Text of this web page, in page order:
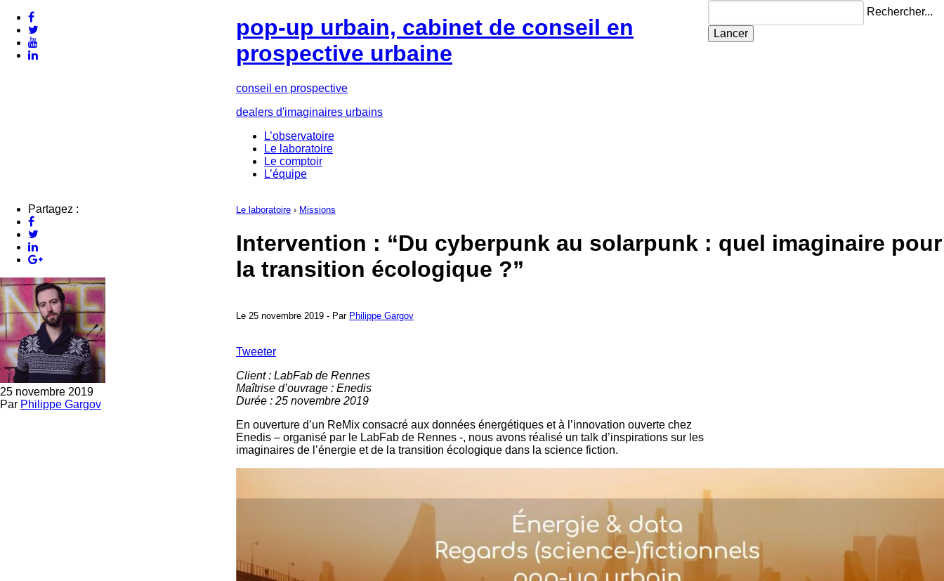
pop-up urbain, cabinet de conseil en
prospective urbaine
conseil en prospective
dealers d'imaginaires urbains
L’observatoire
Le laboratoire
Le comptoir
L’équipe
Rechercher...
Partagez :
25 novembre 2019
Par Philippe Gargov
Le laboratoire › Missions
Intervention : “Du cyberpunk au solarpunk : quel imaginaire pour
la transition écologique ?”
Le 25 novembre 2019 - Par Philippe Gargov
Tweeter
Client : LabFab de Rennes
Maîtrise d’ouvrage : Enedis
Durée : 25 novembre 2019
En ouverture d’un ReMix consacré aux données énergétiques et à l’innovation ouverte chez
Enedis – organisé par le LabFab de Rennes -, nous avons réalisé un talk d’inspirations sur les
imaginaires de l’énergie et de la transition écologique dans la science fiction.